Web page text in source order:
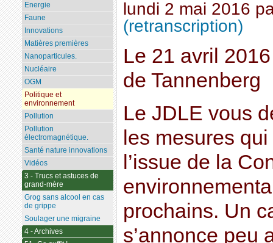
lundi 2 mai 2016
(retranscription)
Le 21 avril
de Tannenberg
Le JDLE vous
les mesures
l’issue de la
prochains. Un
s’annonce peu
Energie
Faune
Innovations
Matières premières
Nanoparticules.
Nucléaire
OGM
Politique et
environnement
Pollution
Pollution
électromagnétique.
Santé nature innovations
Vidéos
3 - Trucs et astuces de
grand-mère
Grog sans alcool en cas
de grippe
Soulager une migraine
4 - Archives